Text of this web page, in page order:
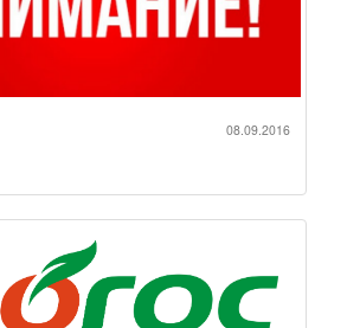
08.09.2016